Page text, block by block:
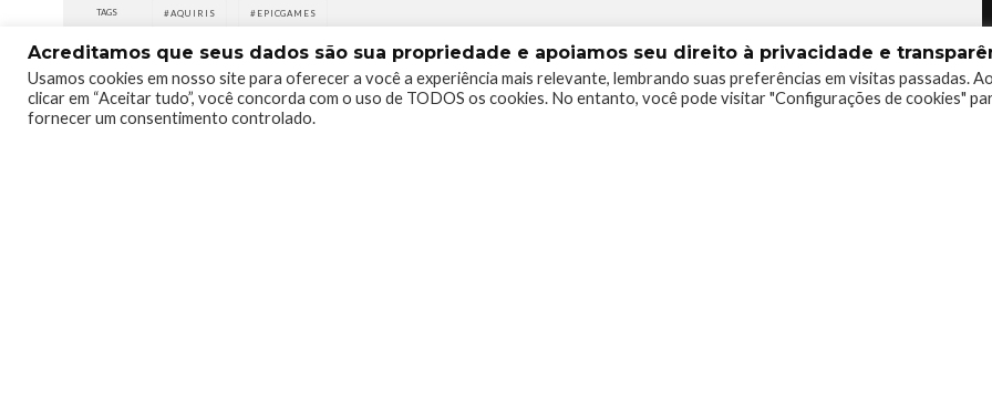
TAGS AQUIRIS EPICGAMES
Acreditamos que seus dados são sua propriedade e apoiamos seu direito à privacidade e
Usamos cookies em nosso site para oferecer a você a experiência mais relevante, lembrando suas preferências em visitas passadas. Ao
clicar em “Aceitar tudo”, você concorda com o uso de TODOS os cookies. No entanto, você pode visitar "Configurações de cookies"
fornecer um consentimento controlado.